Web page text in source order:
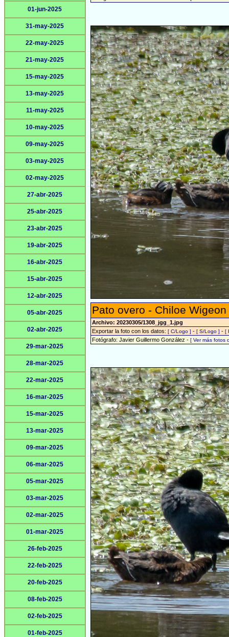
01-jun-2025
31-may-2025
22-may-2025
21-may-2025
15-may-2025
13-may-2025
11-may-2025
10-may-2025
09-may-2025
03-may-2025
02-may-2025
27-abr-2025
25-abr-2025
23-abr-2025
19-abr-2025
16-abr-2025
15-abr-2025
12-abr-2025
05-abr-2025
02-abr-2025
29-mar-2025
28-mar-2025
22-mar-2025
16-mar-2025
15-mar-2025
13-mar-2025
09-mar-2025
06-mar-2025
05-mar-2025
03-mar-2025
02-mar-2025
01-mar-2025
26-feb-2025
22-feb-2025
20-feb-2025
08-feb-2025
02-feb-2025
01-feb-2025
Pato overo - Chiloe
Archivo: 20230305/1308_jgg_1.jpg
Exportar la foto con los datos: [ C/Logo ] - [ S/Logo ] - [
Fotógrafo: Javier Guillermo González - [ Ver más fotos